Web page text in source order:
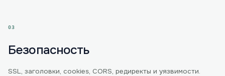
03
Безопасность
SSL, заголовки, cookies, CORS, редиректы и уязвимости.